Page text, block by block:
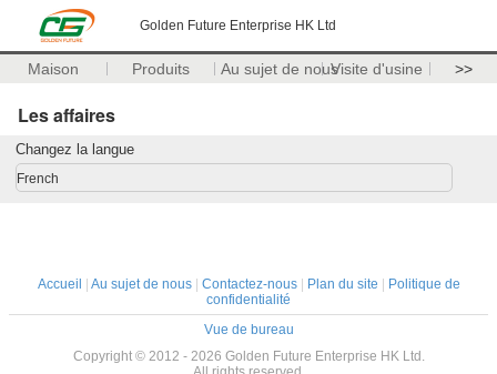
Golden Future Enterprise HK Ltd
Maison Produits Au sujet de nousVisite d'usine >>
Les affaires
Changez la langue
French
Accueil Au sujet de nous| Contactez-nous| Plan du site
Politique de
confidentialité
Vue de bureau
Copyright © 2012 - 2026 Golden Future Enterprise HK Ltd.